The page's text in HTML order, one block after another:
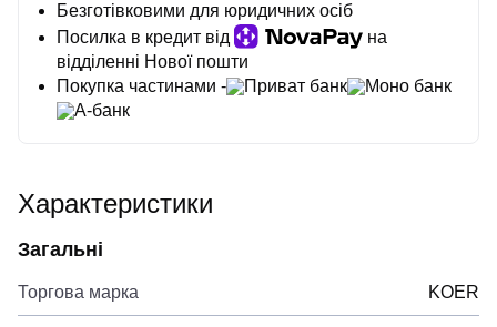
Безготівковими для юридичних осіб
Посилка в кредит від
на
відділенні Нової пошти
Покупка частинами -
Приват банк
Моно банк
А-банк
Характеристики
Загальні
Торгова марка KOER